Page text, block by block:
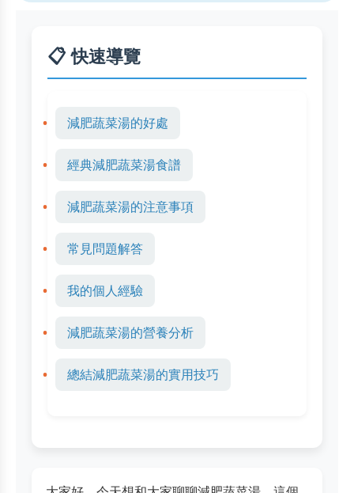
📋 快速導覽
減肥蔬菜湯的好處
經典減肥蔬菜湯食譜
減肥蔬菜湯的注意事項
常見問題解答
我的個人經驗
減肥蔬菜湯的營養分析
總結減肥蔬菜湯的實用技巧